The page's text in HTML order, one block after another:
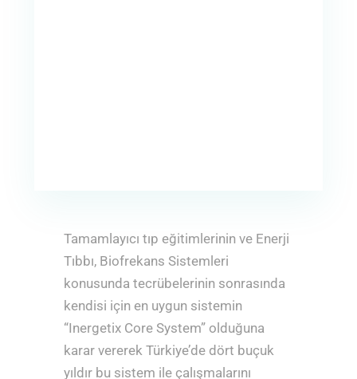
Tamamlayıcı tıp eğitimlerinin ve Enerji
Tıbbı, Biofrekans Sistemleri
konusunda tecrübelerinin sonrasında
kendisi için en uygun sistemin
“Inergetix Core System” olduğuna
karar vererek Türkiye’de dört buçuk
yıldır bu sistem ile çalışmalarını